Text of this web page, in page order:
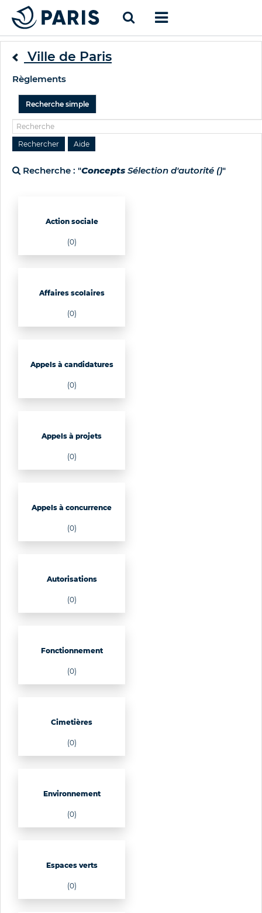
Ville de Paris
Règlements
Recherche simple
Recherche : "Concepts Sélection d'autorité ()"
Action sociale
(0)
Affaires scolaires
(0)
Appels à candidatures
(0)
Appels à projets
(0)
Appels à concurrence
(0)
Autorisations
(0)
Fonctionnement
(0)
Cimetières
(0)
Environnement
(0)
Espaces verts
(0)